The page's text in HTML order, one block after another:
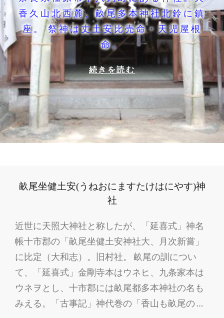
香久山北西麓、畝尾多本神社北鈴に鎮
座。 祭神は丈土安比売命・天児屋根
命。
続きを読む畝
尾
坐
健
へ
そ
畝尾坐健土安(うねおにますたけはにやす)神
社
近世に天照大神社と称したが、「延喜式」神名
帳十市郡の「畝尾坐健土安神社大、月次新嘗」
に比定（大和志）。旧村社。 畝尾の訓につい
て、「延喜式」金剛寺本はウネヒ、九条家本は
ウネヲとし、十市郡には畝尾都多本神社の名も
みえる。「古事記」神代巻の「香山も畝尾の …